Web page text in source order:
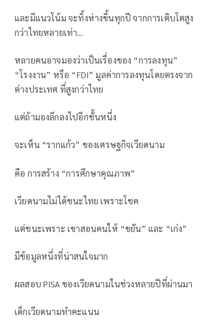
และมีแนวโน้ม จะทิ้งห่างขี้นทุกปี จากการเติบโตสูง
กว่าไทยหลายเท่า…
หลายคนอาจมองว่าเป็นเรื่องของ “การลงทุน”
“โรงงาน” หรือ “FDI” มูลค่าการลงทุนโดยตรงจาก
ต่างประเทศ ที่สูงกว่าไทย
แต่ถ้ามองลึกลงไปอีกชั้นหนึ่ง
จะเห็น “รากแก้ว” ของเศรษฐกิจเวียดนาม
คือ การสร้าง “การศึกษาคุณภาพ”
เวียดนามไม่ได้ชนะไทย เพราะโชค
แต่ชนะเพราะ เขาสอนคนให้ “ขยัน” และ “เก่ง”
มีข้อมูลหนึ่งที่น่าสนใจมาก
ผลสอบ PISA ของเวียดนามในช่วงหลายปีที่ผ่านมา
เด็กเวียดนามทำคะแนน